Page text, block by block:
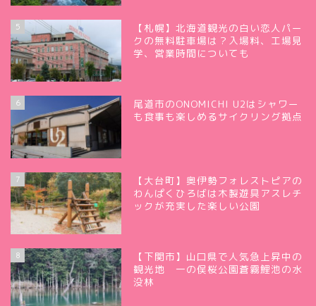
5
【札幌】北海道観光の白い恋人パー
クの無料駐車場は？入場料、工場見
学、営業時間についても
6
尾道市のONOMICHI U2はシャワー
も食事も楽しめるサイクリング拠点
7
【大台町】奥伊勢フォレストピアの
わんぱくひろばは木製遊具アスレチ
ックが充実した楽しい公園
8
【下関市】山口県で人気急上昇中の
観光地 一の俣桜公園蒼霧鯉池の水
没林